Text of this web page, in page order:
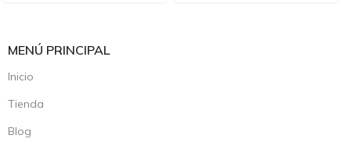
MENÚ PRINCIPAL
Inicio
Tienda
Blog